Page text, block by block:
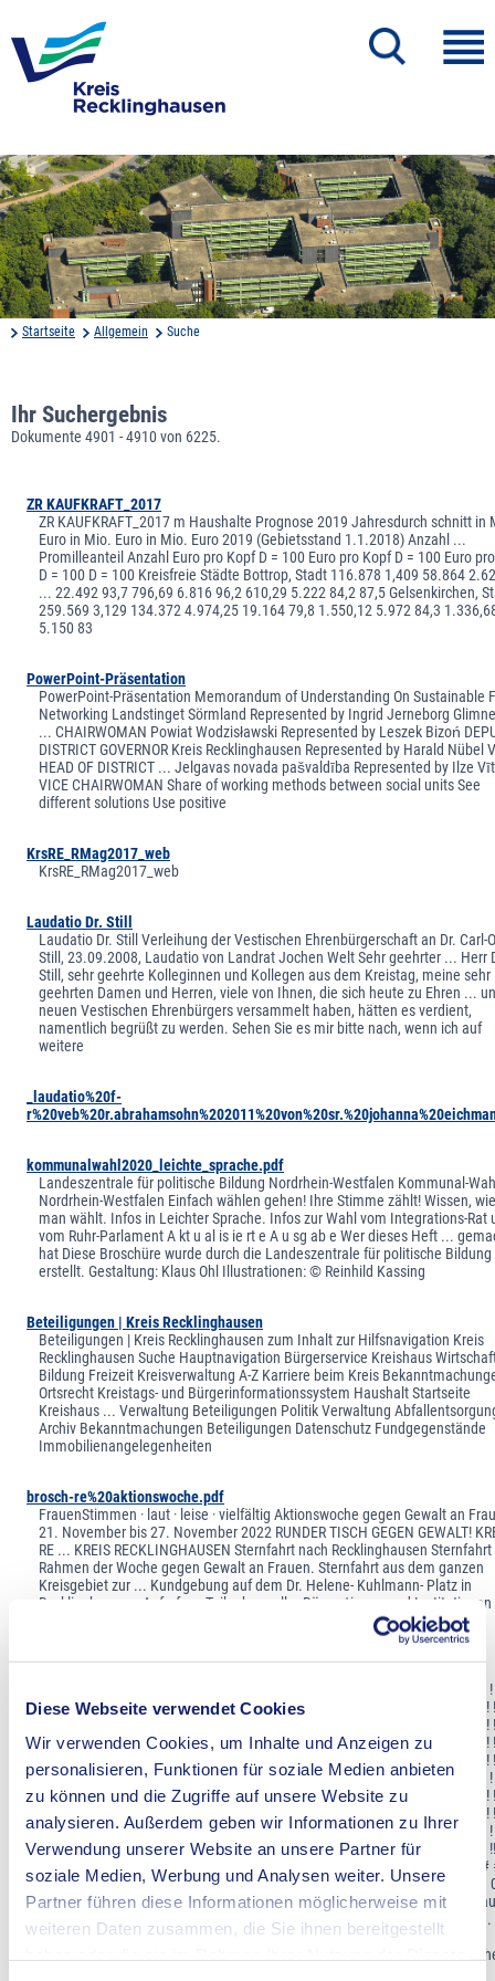
Diese Webseite verwendet Cookies
Wir verwenden Cookies, um Inhalte und Anzeigen zu
personalisieren, Funktionen für soziale Medien anbieten
zu können und die Zugriffe auf unsere Website zu
analysieren. Außerdem geben wir Informationen zu Ihrer
Verwendung unserer Website an unsere Partner für
soziale Medien, Werbung und Analysen weiter. Unsere
Partner führen diese Informationen möglicherweise mit
weiteren Daten zusammen, die Sie ihnen bereitgestellt
Startseite Allgemein Suche
Ihr Suchergebnis
Dokumente 4901 - 4910 von 6225.
ZR KAUFKRAFT_2017
ZR KAUFKRAFT_2017 m Haushalte Prognose 2019 Jahresdurch schnitt in
Euro in Mio. Euro in Mio. Euro 2019 (Gebietsstand 1.1.2018) Anzahl ...
Promilleanteil Anzahl Euro pro Kopf D = 100 Euro pro Kopf D = 100 Euro
D = 100 D = 100 Kreisfreie Städte Bottrop, Stadt 116.878 1,409 58.864
... 22.492 93,7 796,69 6.816 96,2 610,29 5.222 84,2 87,5 Gelsenkirchen,
259.569 3,129 134.372 4.974,25 19.164 79,8 1.550,12 5.972 84,3
5.150 83
PowerPoint-Präsentation
PowerPoint-Präsentation Memorandum of Understanding On Sustainable
Networking Landstinget Sörmland Represented by Ingrid Jerneborg
... CHAIRWOMAN Powiat Wodzisławski Represented by Leszek Bizoń
DISTRICT GOVERNOR Kreis Recklinghausen Represented by Harald Nübel
HEAD OF DISTRICT ... Jelgavas novada pašvaldība Represented by Ilze
VICE CHAIRWOMAN Share of working methods between social units See
different solutions Use positive
KrsRE_RMag2017_web
KrsRE_RMag2017_web
Laudatio Dr. Still
Laudatio Dr. Still Verleihung der Vestischen Ehrenbürgerschaft an Dr. Carl-
Still, 23.09.2008, Laudatio von Landrat Jochen Welt Sehr geehrter ... Herr
Still, sehr geehrte Kolleginnen und Kollegen aus dem Kreistag, meine sehr
geehrten Damen und Herren, viele von Ihnen, die sich heute zu Ehren ...
neuen Vestischen Ehrenbürgers versammelt haben, hätten es verdient,
namentlich begrüßt zu werden. Sehen Sie es mir bitte nach, wenn ich auf
weitere
_laudatio%20f-
kommunalwahl2020_leichte_sprache.pdf
Landeszentrale für politische Bildung Nordrhein-Westfalen Kommunal-
Nordrhein-Westfalen Einfach wählen gehen! Ihre Stimme zählt! Wissen,
man wählt. Infos in Leichter Sprache. Infos zur Wahl vom Integrations-Rat
vom Ruhr-Parlament A kt u al is ie rt e A u sg ab e Wer dieses Heft ...
hat Diese Broschüre wurde durch die Landeszentrale für politische Bildung
erstellt. Gestaltung: Klaus Ohl Illustrationen: © Reinhild Kassing
Beteiligungen | Kreis Recklinghausen
Beteiligungen | Kreis Recklinghausen zum Inhalt zur Hilfsnavigation Kreis
Recklinghausen Suche Hauptnavigation Bürgerservice Kreishaus
Bildung Freizeit Kreisverwaltung A-Z Karriere beim Kreis
Ortsrecht Kreistags- und Bürgerinformationssystem Haushalt Startseite
Kreishaus ... Verwaltung Beteiligungen Politik Verwaltung
Archiv Bekanntmachungen Beteiligungen Datenschutz Fundgegenstände
Immobilienangelegenheiten
brosch-re%20aktionswoche.pdf
FrauenStimmen · laut · leise · vielfältig Aktionswoche gegen Gewalt an
21. November bis 27. November 2022 RUNDER TISCH GEGEN GEWALT!
RE ... KREIS RECKLINGHAUSEN Sternfahrt nach Recklinghausen
Rahmen der Woche gegen Gewalt an Frauen. Sternfahrt aus dem ganzen
Kreisgebiet zur ... Kundgebung auf dem Dr. Helene- Kuhlmann- Platz in
Recklinghausen. Aufruf zur Teilnahme aller Bürger*innen und
! ! ! ! ! ! ! ! ! ! ! ! ! ! ! ! ! ! ! ! ! ! ! ! ! ! ! ! ! ! ! ! ! ! ! ! ! ! ! ! ! ! ! ! ! ! ! ! ! ! ! ! ! ! ! ! ! ! ! ! ! ! ! ! ! ! ! !
! !! ! ! ! ! ! ! ! ! !! !! ! ! ! ! ! !! !! !!! !!! ! ! ! !! !! ! !! ! ! !! ! ! !! !!! ! !! ! !! ! ! ! ! ! ! ! ! ! ! !! !! ! ! !! ! !!! !
!! ! ! !! ! ! ! ! ! ! ! ! ! ! ! ! !!! ! ! ! ! ! ! ! !!!!!!!! ! ! ! ! !! ! ! ! ! ! !! ! !! ! ! !! !! ! ! ! !! ! ! !!! ! !! ! ! !! ! ! ! !
!! ! ! !! ! ! ! ! !! ! ! ! ! !!! ! ! ! ! ! ! ! ! ! ! ! ! ! ! ! ! ! ! !!! ! !! ! ! ! ! !!! ! ! ! ! ! !! !! ! ! ! ! ! ! ! ! !!! ! !! ! ! !
!! ! ! ! ! !!! ! ! ! ! ! ! ! ! !! ! ! ! ! ! ! !! ! ! ! ! !!! ! ! ! ! ! ! ! ! ! ! ! ! ! ! ! ! ! !!! ! ! ! ! ! ! ! ! ! ! ! !! ! !! ! ! ! !
! ! ! ! ! ! ! ! ! ! ! !! ! ! ! ! ! ! ! ! ! ! ! ! ! !! ! ! ! ! ! ! ! ! ! ! ! ! ! ! ! ! ! ! ! ! ! !! ! ! ! ! ! ! ! ! ! ! !!! ! ! ! ! ! !!
! !! ! ! ! ! ! ! !!! ! !!! ! ! ! ! ! ! ! ! ! ! ! ! ! ! ! ! ! ! ! ! ! ! ! ! ! !! ! ! ! !! ! ! ! ! !! ! !! !! !! ! !! ! ! ! ! ! ! ! ! !! !
!! ! !! ! ! ! ! ! ! ! ! ! ! ! ! ! ! ! !!! ! ! ! ! ! ! ! ! ! !! ! ! ! !! ! ! !! ! ! ! ! ! ! ! ! ! ! ! ! ! ! ! ! ! ! ! ! ! ! ! ! ! ! ! ! !
! ! ! ! ! ! ! ! ! ! ! ! ! ! ! ! ! ! ! ! ! ! ! ! ! ! ! ! ! ! ! ! ! !! ! ! ! ! ! ! ! ! ! ! ! ! ! ! ! ! ! ! ! ! ! ! !!! ! ! ! ! ! ! !! ! !
! ! !! ! !!! !! ! ! ! ! ! ! ! ! ! ! !! ! ! !!! !! !! ! ! ! ! ! ! ! ! !! !! ! ! ! ! ! ! ! ! ! !!! ! ! ! ! !! ! ! !!!!! ! ! ! ! ! ! ! ! !
! ! ! !! ! ! ! ! ! ! ! ! ! ! ! ! ! ! ! ! ! ! ! ! ! ! ! ! ! ! ! !!! !! ! ! ! ! ! ! ! ! ! ! ! !! ## # # # # ## # # #
# # ## ## # ### # ## ## # ## # # ## # #### # ## ## ## # # ## # 0 ...
1,2 1,8 2,40,3 Kilometer # Mitausbau in Prüfung ! Geförderter FTTH
Projektion: Transverse Mercator ETRS 1989 © 2017 Geobasisdaten BKG ...
Hintergrundkarte OpenStreetMap (ODbl), Omniscale 1:15.000 Geförderter
Breitbandausbau in Herten Erstellt durch die Breitbandkoordination